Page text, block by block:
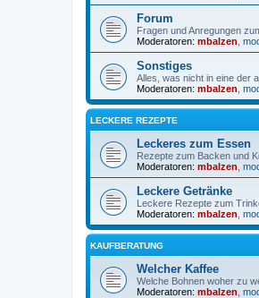
Forum
Fragen und Anregungen
Moderatoren: mbalzen
Sonstiges
Alles, was nicht in eine der
Moderatoren: mbalzen
LECKERE REZEPTE
Leckeres zum Essen
Rezepte zum Backen und
Moderatoren: mbalzen
Leckere Getränke
Leckere Rezepte zum
Moderatoren: mbalzen
KAUFBERATUNG
Welcher Kaffee
Welche Bohnen woher zu
Moderatoren: mbalzen